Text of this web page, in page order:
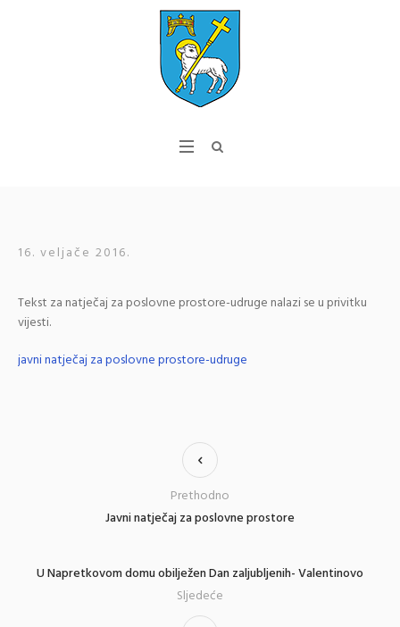
16. veljače 2016.
Tekst za natječaj za poslovne prostore-udruge nalazi se u privitku
vijesti.
javni natječaj za poslovne prostore-udruge
Javni natječaj za poslovne prostore
Prethodno
U Napretkovom domu obilježen Dan zaljubljenih- Valentinovo
Sljedeće